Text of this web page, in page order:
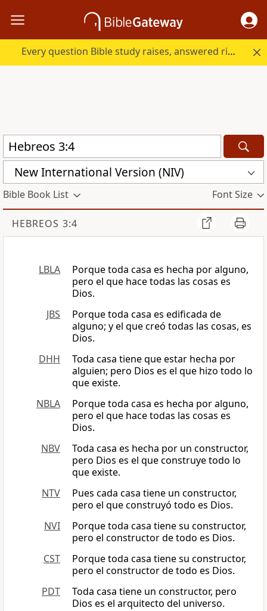
Every question Bible study raises, answered right here.
New International Version (NIV)
Bible Book List Font Size
HEBREOS 3:4
LBLA
Porque toda casa es hecha por alguno,
pero el que hace todas las cosas es
Dios.
JBS
Porque toda casa es edificada de
alguno; y el que creó todas las cosas, es
Dios.
DHH
Toda casa tiene que estar hecha por
alguien; pero Dios es el que hizo todo lo
que existe.
NBLA
Porque toda casa es hecha por alguno,
pero el que hace todas las cosas es
Dios.
NBV
Toda casa es hecha por un constructor,
pero Dios es el que construye todo lo
que existe.
NTV
Pues cada casa tiene un constructor,
pero el que construyó todo es Dios.
NVI
Porque toda casa tiene su constructor,
pero el constructor de todo es Dios.
CST
Porque toda casa tiene su constructor,
pero el constructor de todo es Dios.
PDT
Toda casa tiene un constructor, pero
Dios es el arquitecto del universo.